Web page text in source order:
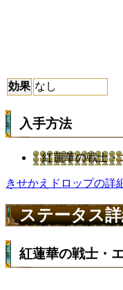
効果 なし
入手方法
紅蓮華の戦士・
きせかえドロップの詳
ステータス
紅蓮華の戦士・